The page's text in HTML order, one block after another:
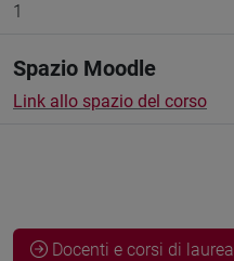
1
Spazio Moodle
Link allo spazio del corso
Docenti e corsi di laurea